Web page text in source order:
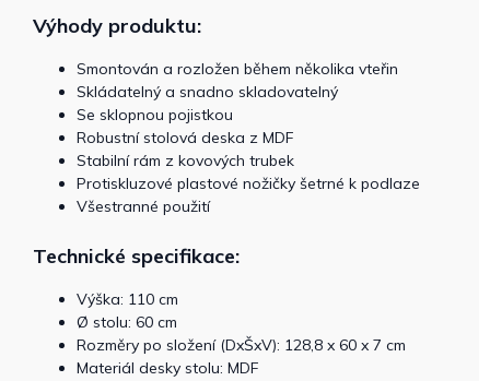
Výhody produktu:
Smontován a rozložen během několika vteřin
Skládatelný a snadno skladovatelný
Se sklopnou pojistkou
Robustní stolová deska z MDF
Stabilní rám z kovových trubek
Protiskluzové plastové nožičky šetrné k podlaze
Všestranné použití
Technické specifikace:
Výška: 110 cm
Ø stolu: 60 cm
Rozměry po složení (DxŠxV): 128,8 x 60 x 7 cm
Materiál desky stolu: MDF